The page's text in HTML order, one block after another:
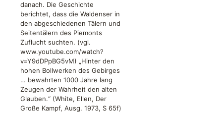
danach. Die Geschichte
berichtet, dass die Waldenser in
den abgeschiedenen Tälern und
Seitentälern des Piemonts
Zuflucht suchten. (vgl.
www.youtube.com/watch?
v=Y9dDPpBG5vM) „Hinter den
hohen Bollwerken des Gebirges
… bewahrten 1000 Jahre lang
Zeugen der Wahrheit den alten
Glauben.“ (White, Ellen, Der
Große Kampf, Ausg. 1973, S 65f)